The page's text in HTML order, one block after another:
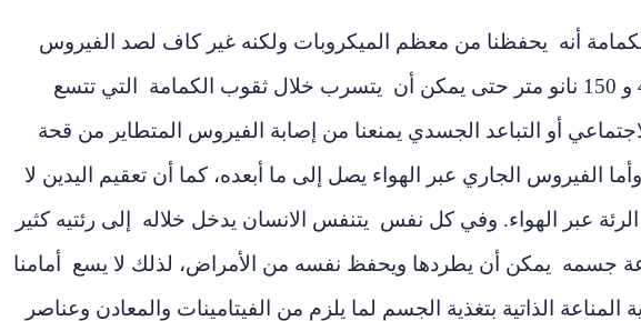
أنه يحفظنا من معظم الميكروبات ولكنه غير كاف لصد الفيروس
التاجي لأن حجمه يقدر ما بين 40 و 150 نانو متر حتى يمكن أن يتسرب خلال ثقوب الكمامة التي تتسع
الاجتماعي أو التباعد الجسدي يمنعنا من إصابة الفيروس المتطاير من قحة
الجاري عبر الهواء يصل إلى ما أبعده، كما أن تعقيم اليدين لا
عبر الهواء. وفي كل نفس يتنفس الانسان يدخل خلاله إلى رئتيه كثير
جسمه يمكن أن يطردها ويحفظ نفسه من الأمراض، لذلك لا يسع أمامنا
المناعة الذاتية بتغذية الجسم لما يلزم من الفيتامينات والمعادن وعناصر